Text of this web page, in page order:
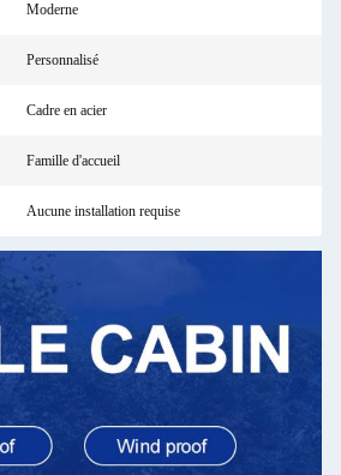
Moderne
Personnalisé
Cadre en acier
Famille d'accueil
Aucune installation requise